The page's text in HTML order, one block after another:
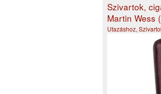
Szivartok,
Martin Wess
Utazáshoz,